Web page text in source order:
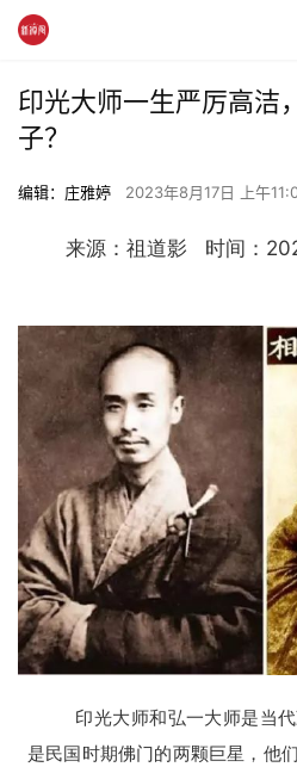
印光大师一生严厉高洁
子？
编辑：庄雅婷 2023年8月17日 上午
来源：祖道影   时间：
印光大师和弘一大师是当代
是民国时期佛门的两颗巨星，他